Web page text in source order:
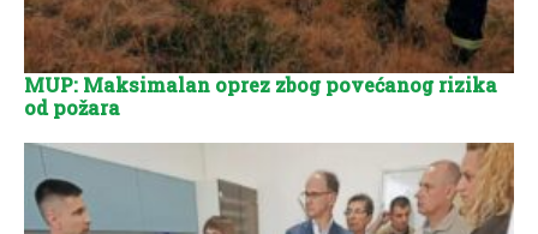
MUP: Maksimalan oprez zbog povećanog rizika
od požara